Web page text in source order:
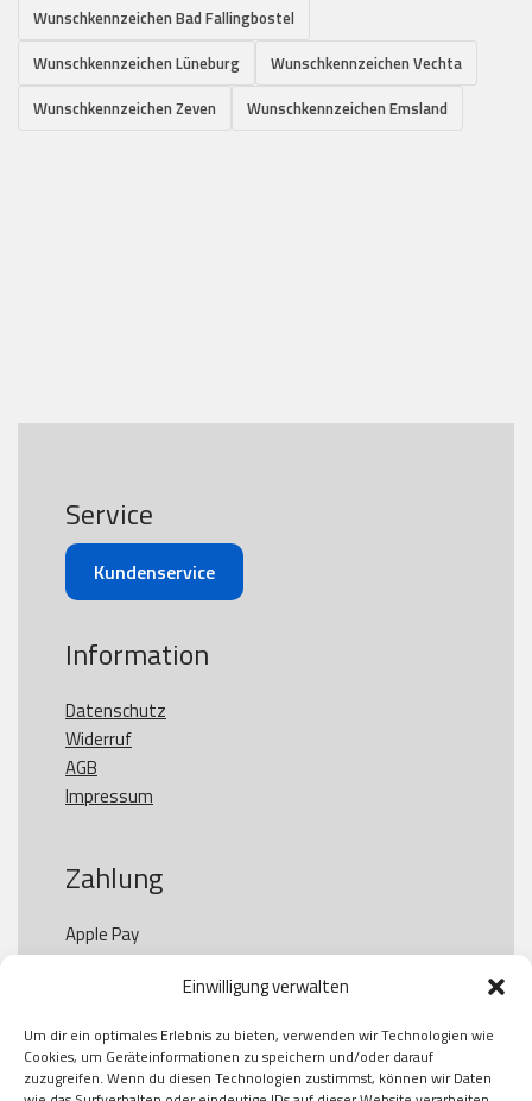
Einwilligung verwalten
Um dir ein optimales Erlebnis zu bieten, verwenden wir Technologien wie
Cookies, um Geräteinformationen zu speichern und/oder darauf
zuzugreifen. Wenn du diesen Technologien zustimmst, können wir Daten
Wunschkennzeichen Bad Fallingbostel
Wunschkennzeichen Lüneburg
Wunschkennzeichen Vechta
Wunschkennzeichen Zeven
Wunschkennzeichen Emsland
Service
Kundenservice
Information
Datenschutz
Widerruf
AGB
Impressum
Zahlung
Apple Pay
Paypal
Kauf auf Rechung
Klarna